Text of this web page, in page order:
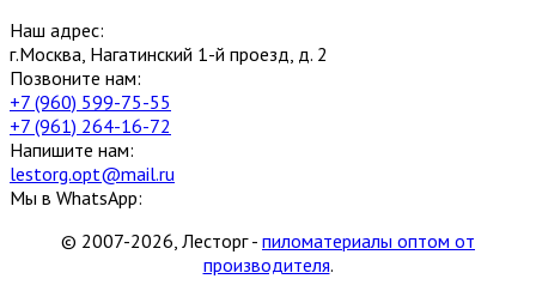
Наш адрес:
г.Москва, Нагатинский 1-й проезд, д. 2
Позвоните нам:
+7 (960) 599-75-55
+7 (961) 264-16-72
Напишите нам:
lestorg.opt@mail.ru
Мы в WhatsApp:
© 2007-2026, Лесторг - пиломатериалы оптом от
производителя.